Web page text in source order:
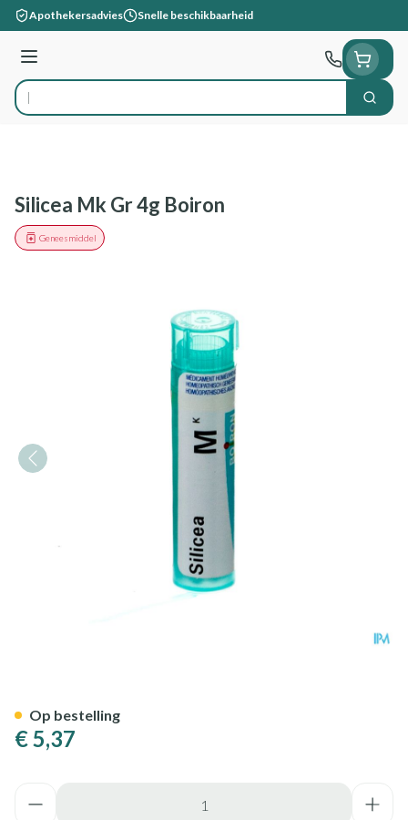
Ga naar de inhoud
Apothekersadvies Snelle beschikbaarheid
Menu
Product, merk, categorie... Zoek
Silicea Mk Gr 4g Boiron
Geneesmiddel
€ 5,37
Op bestelling